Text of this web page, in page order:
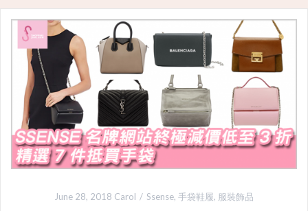
June 28, 2018 Carol Ssense, 手袋鞋履, 服裝飾品